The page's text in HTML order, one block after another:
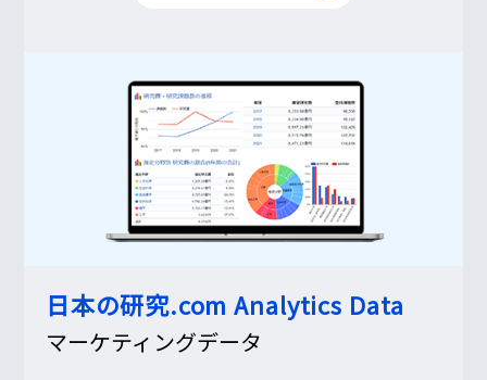
日本の研究.comAnalytics Data
マーケティングデータ